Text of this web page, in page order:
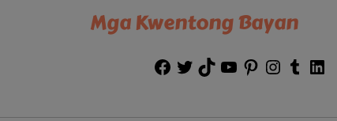
Mga Kwentong Bayan
Facebook
TwitterTikTokYouTubePinterest
Instagram
Tumblr